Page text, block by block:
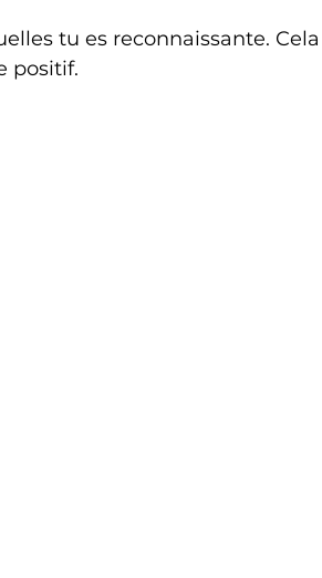
tu es reconnaissante. Cela
positif.